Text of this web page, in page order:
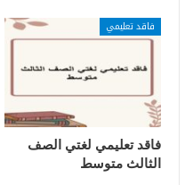
فاقد تعليمي
فاقد تعليمي لغتي الصف
الثالث متوسط